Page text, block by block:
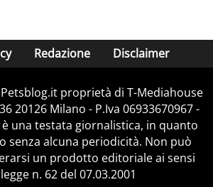
Redazione Disclaimer
proprietà di T-Mediahouse
20126 Milano - P.Iva 06933670967 -
una testata giornalistica, in quanto
senza alcuna periodicità. Non può
un prodotto editoriale ai sensi
n. 62 del 07.03.2001